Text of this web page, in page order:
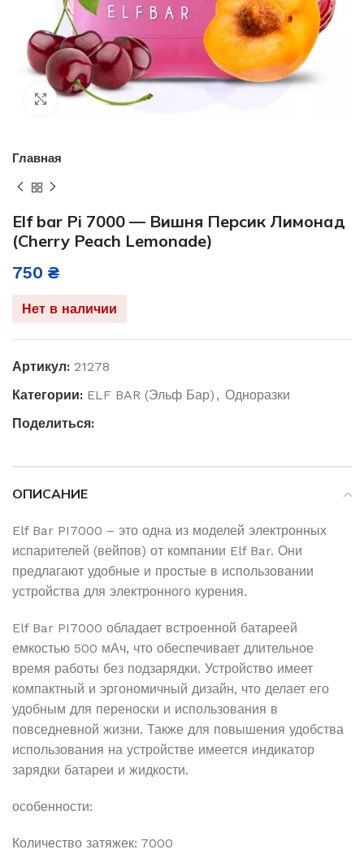
Нажмите, чтобы увеличить
Главная
Elf bar Pi 7000 — Вишня Персик Лимонад
(Cherry Peach Lemonade)
750 ₴
Нет в наличии
Артикул: 21278
Категории: ELF BAR (Эльф Бар) , Одноразки
Поделиться:
ОПИСАНИЕ
Elf Bar PI7000 – это одна из моделей электронных
испарителей (вейпов) от компании Elf Bar. Они
предлагают удобные и простые в использовании
устройства для электронного курения.
Elf Bar PI7000 обладает встроенной батареей
емкостью 500 мАч, что обеспечивает длительное
время работы без подзарядки. Устройство имеет
компактный и эргономичный дизайн, что делает его
удобным для переноски и использования в
повседневной жизни. Также для повышения удобства
использования на устройстве имеется индикатор
зарядки батареи и жидкости.
особенности:
Количество затяжек: 7000